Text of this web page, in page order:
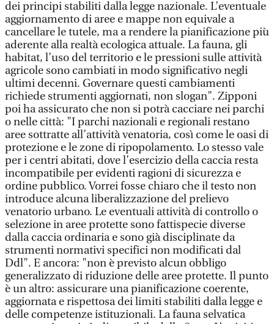
dei principi stabiliti dalla legge nazionale. L’eventuale
aggiornamento di aree e mappe non equivale a
cancellare le tutele, ma a rendere la pianificazione più
aderente alla realtà ecologica attuale. La fauna, gli
habitat, l’uso del territorio e le pressioni sulle attività
agricole sono cambiati in modo significativo negli
ultimi decenni. Governare questi cambiamenti
richiede strumenti aggiornati, non slogan". Zipponi
poi ha assicurato che non si potrà cacciare nei parchi
o nelle città: "I parchi nazionali e regionali restano
aree sottratte all’attività venatoria, così come le oasi di
protezione e le zone di ripopolamento. Lo stesso vale
per i centri abitati, dove l’esercizio della caccia resta
incompatibile per evidenti ragioni di sicurezza e
ordine pubblico. Vorrei fosse chiaro che il testo non
introduce alcuna liberalizzazione del prelievo
venatorio urbano. Le eventuali attività di controllo o
selezione in aree protette sono fattispecie diverse
dalla caccia ordinaria e sono già disciplinate da
strumenti normativi specifici non modificati dal
Ddl". E ancora: "non è previsto alcun obbligo
generalizzato di riduzione delle aree protette. Il punto
è un altro: assicurare una pianificazione coerente,
aggiornata e rispettosa dei limiti stabiliti dalla legge e
delle competenze istituzionali. La fauna selvatica